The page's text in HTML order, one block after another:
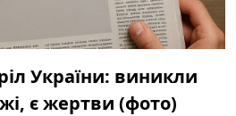
України: виникли
є жертви (фото)